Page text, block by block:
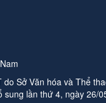
do Sở Văn hóa và Thể
sung lần thứ 4, ngày 26/